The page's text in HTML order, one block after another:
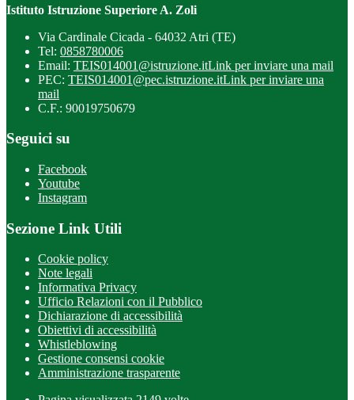
Istituto Istruzione Superiore A. Zoli
Via Cardinale Cicada - 64032 Atri (TE)
Tel: 0858780006
Email: TEIS014001@istruzione.itLink per inviare una mail
PEC: TEIS014001@pec.istruzione.itLink per inviare una
mail
C.F.: 90019750679
Seguici su
Facebook
Youtube
Instagram
Sezione Link Utili
Cookie policy
Note legali
Informativa Privacy
Ufficio Relazioni con il Pubblico
Dichiarazione di accessibilità
Obiettivi di accessibilità
Whistleblowing
Gestione consensi cookie
Amministrazione trasparente